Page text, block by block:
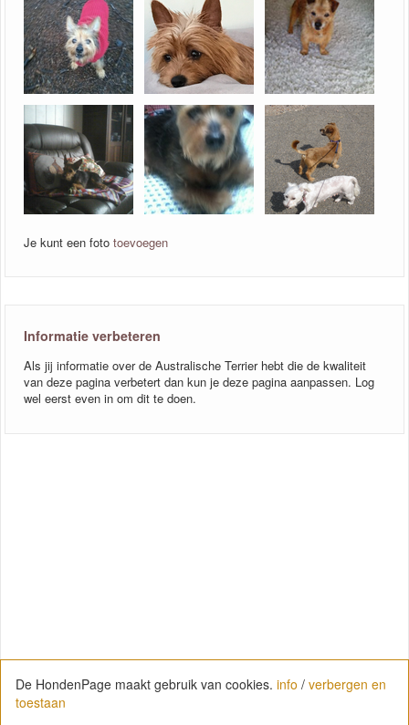
Je kunt een foto toevoegen
Informatie verbeteren
Als jij informatie over de Australische Terrier hebt die de kwaliteit
van deze pagina verbetert dan kun je deze pagina aanpassen. Log
wel eerst even in om dit te doen.
De HondenPage maakt gebruik van cookies. info / verbergen en
toestaan